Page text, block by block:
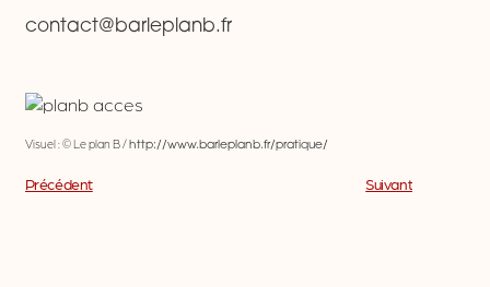
contact@barleplanb.fr
Visuel : © Le plan B / http://www.barleplanb.fr/pratique/
Précédent Suivant